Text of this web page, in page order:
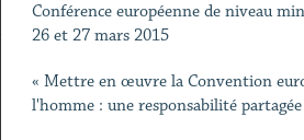
Conférence européenne de niveau
26 et 27 mars 2015
« Mettre en œuvre la Convention
l'homme : une responsabilité partagée